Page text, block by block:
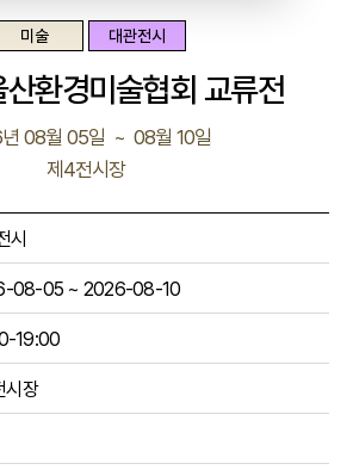
미술 대관전시
환경미술협회 교류전
08월 05일 ~ 08월 10일
제4전시장
시
08-05 ~ 2026-08-10
19:00
시장